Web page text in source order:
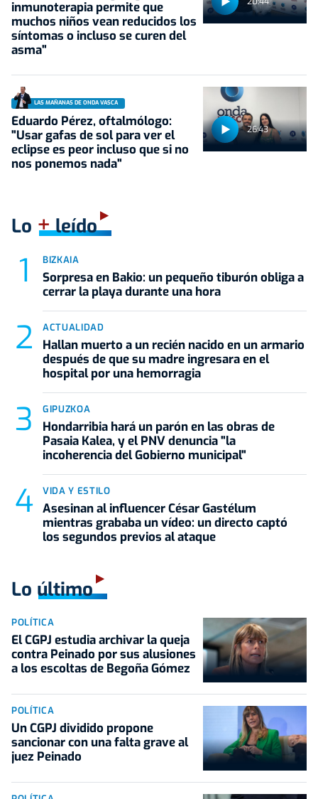
inmunoterapia permite que
muchos niños vean reducidos los
síntomas o incluso se curen del
asma"
26:43
LAS MAÑANAS DE ONDA VASCA
Eduardo Pérez, oftalmólogo:
"Usar gafas de sol para ver el
eclipse es peor incluso que si no
nos ponemos nada"
Lo +leído
BIZKAIA
Sorpresa en Bakio: un pequeño tiburón obliga a
cerrar la playa durante una hora
ACTUALIDAD
Hallan muerto a un recién nacido en un armario
después de que su madre ingresara en el
hospital por una hemorragia
GIPUZKOA
Hondarribia hará un parón en las obras de
Pasaia Kalea, y el PNV denuncia "la
incoherencia del Gobierno municipal"
VIDA Y ESTILO
Asesinan al influencer César Gastélum
mientras grababa un vídeo: un directo captó
los segundos previos al ataque
Lo último
POLÍTICA
El CGPJ estudia archivar la queja
contra Peinado por sus alusiones
a los escoltas de Begoña Gómez
POLÍTICA
Un CGPJ dividido propone
sancionar con una falta grave al
juez Peinado